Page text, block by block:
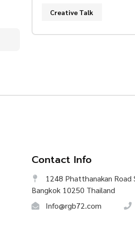
Creative Talk
Contact Info
1248 Phatthanakan Road
Bangkok 10250 Thailand
Info@rgb72.com